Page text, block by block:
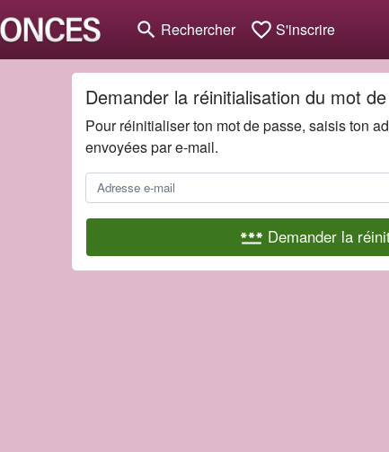
search Rechercher favorite_border S'inscrire
Demander la réinitialisation du mot
Pour réinitialiser ton mot de passe, saisis ton
envoyées par e-mail.
password Demander la